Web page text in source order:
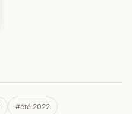
#été 2022